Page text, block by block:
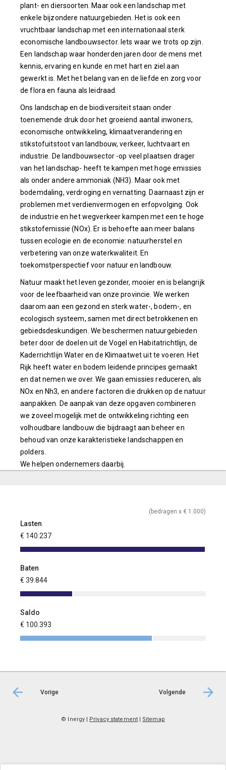
plant- en diersoorten. Maar ook een landschap met
enkele bijzondere natuurgebieden. Het is ook een
vruchtbaar landschap met een internationaal sterk
economische landbouwsector. Iets waar we trots op zijn.
Een landschap waar honderden jaren door de mens met
kennis, ervaring en kunde en met hart en ziel aan
gewerkt is. Met het belang van en de liefde en zorg voor
de flora en fauna als leidraad.
Ons landschap en de biodiversiteit staan onder
toenemende druk door het groeiend aantal inwoners,
economische ontwikkeling, klimaatverandering en
stikstofuitstoot van landbouw, verkeer, luchtvaart en
industrie. De landbouwsector -op veel plaatsen drager
van het landschap- heeft te kampen met hoge emissies
als onder andere ammoniak (NH3). Maar ook met
bodemdaling, verdroging en vernatting. Daarnaast zijn er
problemen met verdienvermogen en erfopvolging. Ook
de industrie en het wegverkeer kampen met een te hoge
stikstofemissie (NOx). Er is behoefte aan meer balans
tussen ecologie en de economie: natuurherstel en
verbetering van onze waterkwaliteit. En
toekomstperspectief voor natuur en landbouw.
Natuur maakt het leven gezonder, mooier en is belangrijk
voor de leefbaarheid van onze provincie. We werken
daarom aan een gezond en sterk water-, bodem-, en
ecologisch systeem, samen met direct betrokkenen en
gebiedsdeskundigen. We beschermen natuurgebieden
beter door de doelen uit de Vogel en Habitatrichtlijn, de
Kaderrichtlijn Water en de Klimaatwet uit te voeren. Het
Rijk heeft water en bodem leidende principes gemaakt
en dat nemen we over. We gaan emissies reduceren, als
NOx en Nh3, en andere factoren die drukken op de natuur
aanpakken. De aanpak van deze opgaven combineren
we zoveel mogelijk met de ontwikkeling richting een
volhoudbare landbouw die bijdraagt aan beheer en
behoud van onze karakteristieke landschappen en
polders.
We helpen ondernemers daarbij.
(bedragen x € 1.000)
Lasten
€ 140.237
Baten
€ 39.844
Saldo
€ 100.393
Vorige Volgende
© Inergy | Privacy statement| Sitemap